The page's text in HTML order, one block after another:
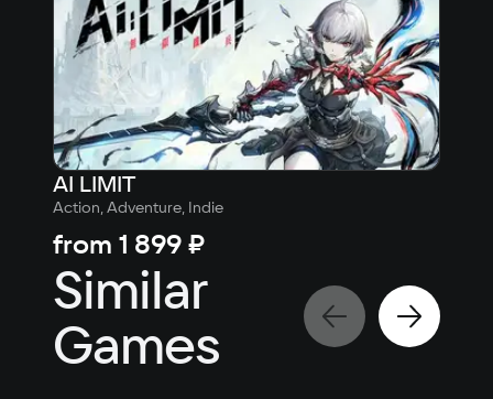
AI LIMIT
Action, Adventure, Indie
from 1 899 ₽
Similar
Games